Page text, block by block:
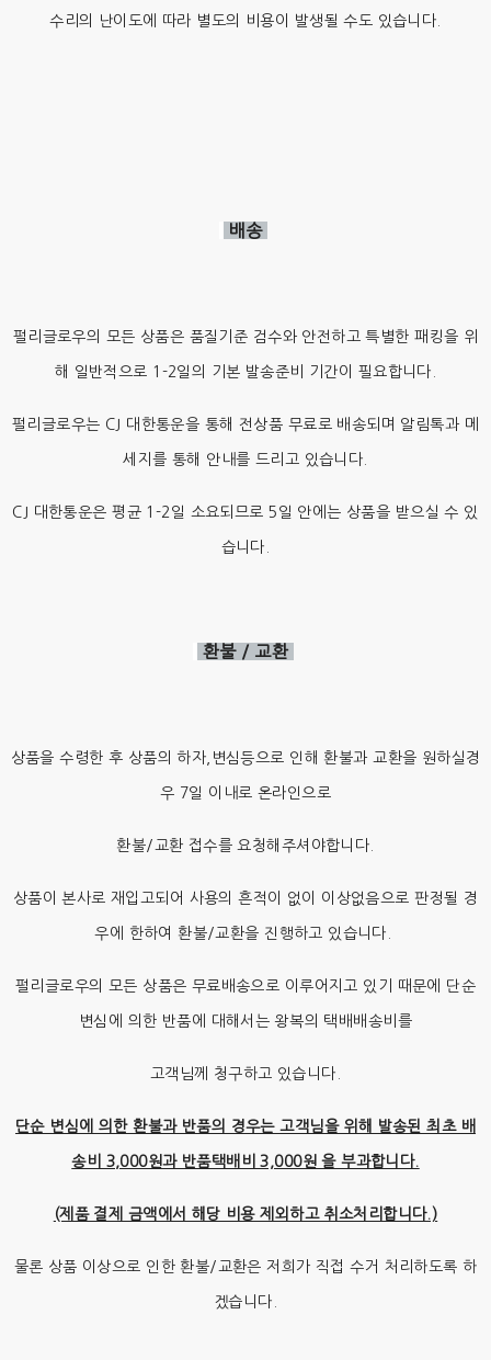
수리의 난이도에 따라 별도의 비용이 발생될 수도 있습니다.
배송
펄리글로우의 모든 상품은 품질기준 검수와 안전하고 특별한 패킹을 위
해 일반적으로 1-2일의 기본 발송준비 기간이 필요합니다.
펄리글로우는 CJ 대한통운을 통해 전상품 무료로 배송되며 알림톡과 메
세지를 통해 안내를 드리고 있습니다.
CJ 대한통운은 평균 1-2일 소요되므로 5일 안에는 상품을 받으실 수 있
습니다.
환불 / 교환
상품을 수령한 후 상품의 하자,변심등으로 인해 환불과 교환을 원하실경
우 7일 이내로 온라인으로
환불/교환 접수를 요청해주셔야합니다.
상품이 본사로 재입고되어 사용의 흔적이 없이 이상없음으로 판정될 경
우에 한하여 환불/교환을 진행하고 있습니다.
펄리글로우의 모든 상품은 무료배송으로 이루어지고 있기 때문에 단순
변심에 의한 반품에 대해서는 왕복의 택배배송비를
고객님께 청구하고 있습니다.
단순 변심에 의한 환불과 반품의 경우는 고객님을 위해 발송된 최초 배
송비 3,000원과 반품택배비 3,000원 을 부과합니다.
(제품 결제 금액에서 해당 비용 제외하고 취소처리합니다.)
물론 상품 이상으로 인한 환불/교환은 저희가 직접 수거 처리하도록 하
겠습니다.